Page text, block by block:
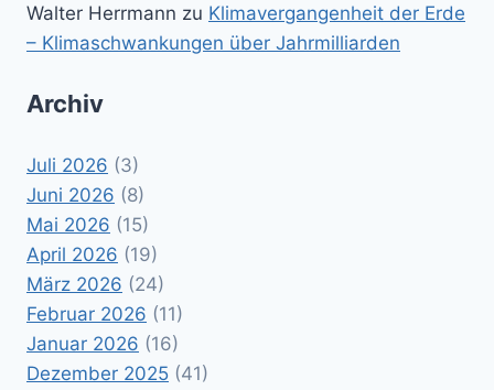
Walter Herrmann zu Klimavergangenheit der Erde
– Klimaschwankungen über Jahrmilliarden
Archiv
Juli 2026 (3)
Juni 2026 (8)
Mai 2026 (15)
April 2026 (19)
März 2026 (24)
Februar 2026 (11)
Januar 2026 (16)
Dezember 2025 (41)